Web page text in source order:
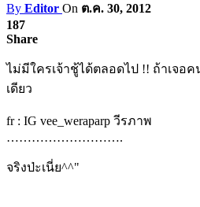
By Editor On ต.ค. 30, 2012
187
Share
ไม่มีใครเจ้าชู้ได้ตลอดไป !! ถ้าเจอ
เดียว
fr : IG vee_weraparp วีรภาพ
……………………….
จริงป่ะเนี่ย^^"